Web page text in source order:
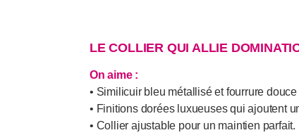
LE COLLIER QUI ALLIE
On aime :
• Similicuir bleu métallisé et fourrure
• Finitions dorées luxueuses qui ajoutent
• Collier ajustable pour un maintien parfait.